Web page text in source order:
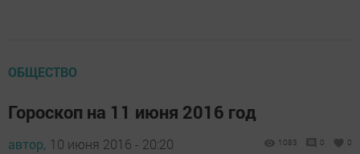
ОБЩЕСТВО
Гороскоп на 11 июня 2016 год
автор, 10 июня 2016 - 20:20 1083 0 0